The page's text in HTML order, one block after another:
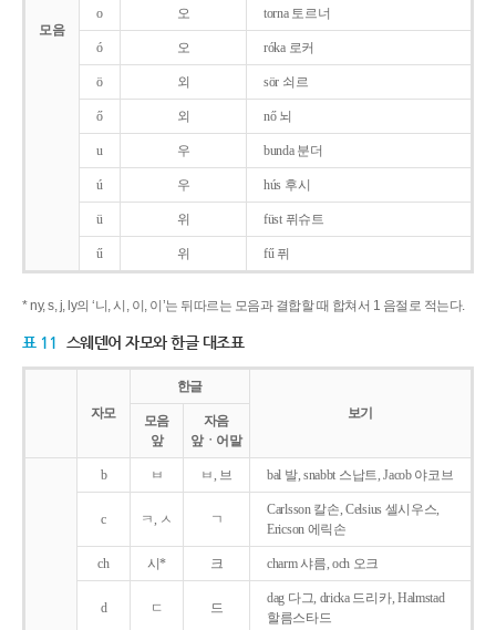
모음
o 오 torna 토르너
ó 오 róka 로커
ö 외 sör 쇠르
ő 외 nő 뇌
u 우 bunda 분더
ú 우 hús 후시
ü 위 füst 퓌슈트
ű 위 fű 퓌
* ny, s, j, ly의 ‘니, 시, 이, 이’는 뒤따르는 모음과 결합할 때 합쳐서 1 음절로 적는다.
표 11 스웨덴어 자모와 한글 대조표
자모
한글
보기
모음
앞
자음
앞ㆍ어말
b ㅂ ㅂ, 브 bal 발, snabbt 스납트, Jacob 야코브
c ㅋ, ㅅ ㄱ
Carlsson 칼손, Celsius 셀시우스,
Ericson 에릭손
ch 시* 크 charm 샤름, och 오크
d ㄷ 드
dag 다그, dricka 드리카, Halmstad
할름스타드